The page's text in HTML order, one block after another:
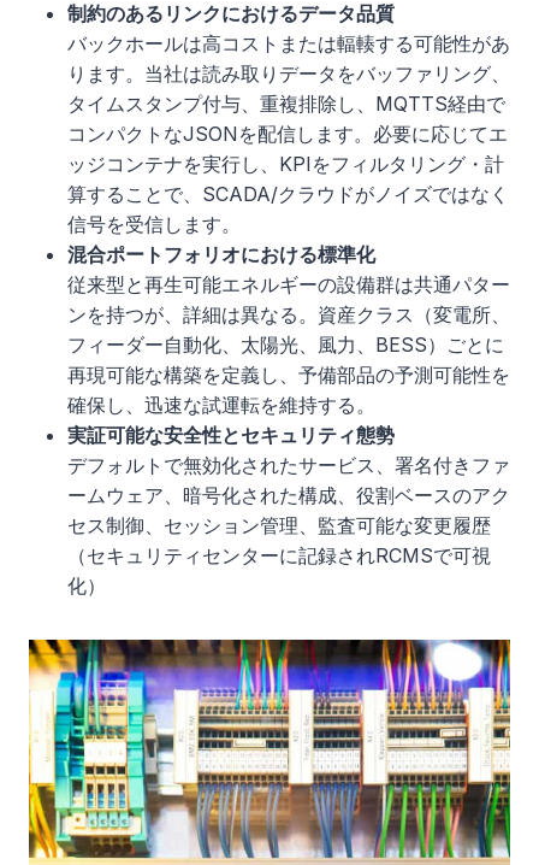
制約のあるリンクにおけるデータ品質
バックホールは高コストまたは輻輳する可能性があ
ります。当社は読み取りデータをバッファリング、
タイムスタンプ付与、重複排除し、MQTTS経由で
コンパクトなJSONを配信します。必要に応じてエ
ッジコンテナを実行し、KPIをフィルタリング・計
算することで、SCADA/クラウドがノイズではなく
信号を受信します。
混合ポートフォリオにおける標準化
従来型と再生可能エネルギーの設備群は共通パター
ンを持つが、詳細は異なる。資産クラス（変電所、
フィーダー自動化、太陽光、風力、BESS）ごとに
再現可能な構築を定義し、予備部品の予測可能性を
確保し、迅速な試運転を維持する。
実証可能な安全性とセキュリティ態勢
デフォルトで無効化されたサービス、署名付きファ
ームウェア、暗号化された構成、役割ベースのアク
セス制御、セッション管理、監査可能な変更履歴
（セキュリティセンターに記録されRCMSで可視
化）